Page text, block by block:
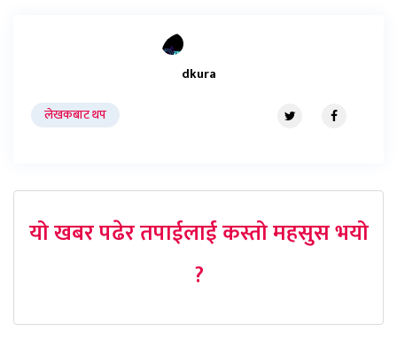
dkura
लेखकबाट थप
यो खबर पढेर तपाईलाई कस्तो महसुस भयो
?